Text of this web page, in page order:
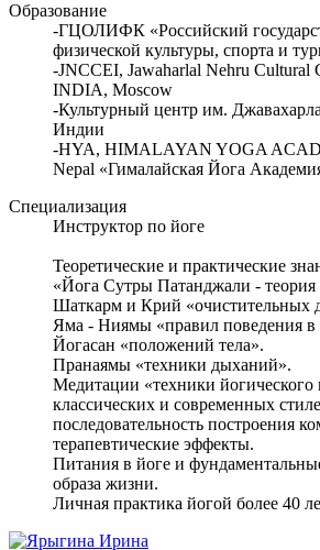
Образование
-ГЦОЛИФК «Российский
физической культуры, спорта и
-JNCCEI, Jawaharlal Nehru Cultural
INDIA, Moscow
-Культурный центр им.
Индии
-HYA, HIMALAYAN YOGA
Nepal «Гималайская Йога
Специализация
Инструктор по йоге
Теоретические и практические
«Йога Сутры Патанджали - теория
Шаткарм и Крий «очистительных
Яма - Ниямы «правил поведения в
Йогасан «положений тела».
Пранаямы «техники дыханий».
Медитации «техники
классических и современных
последовательность построения
терапевтические эффекты.
Питания в йоге и
образа жизни.
Личная практика йогой более 40